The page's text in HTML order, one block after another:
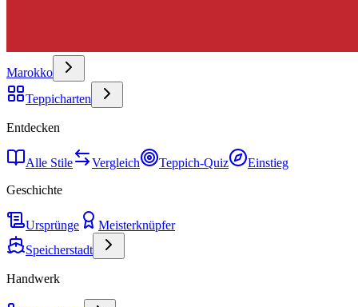
Marokko
Teppicharten
Entdecken
Alle Stile Vergleich Teppich-Quiz
Einstieg
Geschichte
Ursprünge
Meisterknüpfer
Speicherstadt
Handwerk